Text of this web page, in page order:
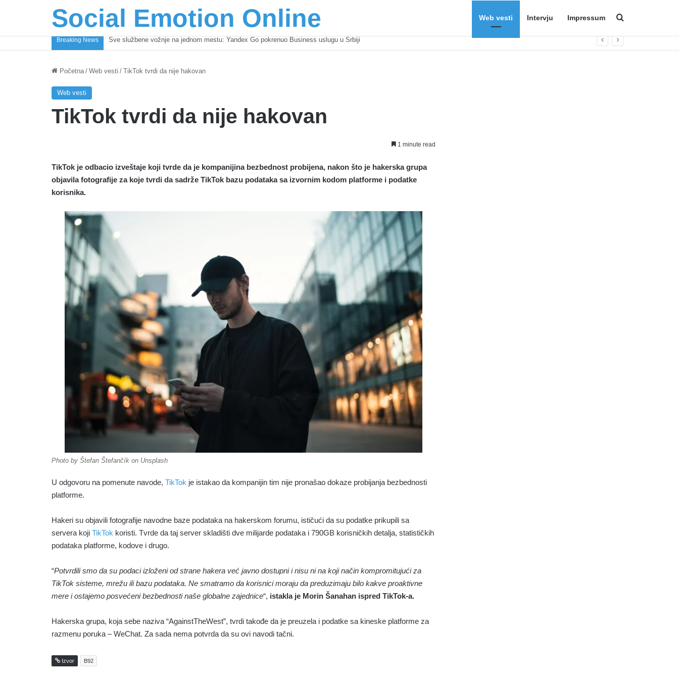
Social Emotion Online Web vesti Intervju Impressum
Breaking News Coca-Cola podrška mladima i Excel Grašić osnažuju mlade u regionu
Početna / Web vesti / TikTok tvrdi da nije hakovan
Web vesti
TikTok tvrdi da nije hakovan
1 minute read
TikTok je odbacio izveštaje koji tvrde da je kompanijina bezbednost probijena, nakon što je hakerska grupa
objavila fotografije za koje tvrdi da sadrže TikTok bazu podataka sa izvornim kodom platforme i podatke
korisnika.
Photo by Štefan Štefančík on Unsplash
U odgovoru na pomenute navode, TikTok je istakao da kompanijin tim nije pronašao dokaze probijanja bezbednosti
platforme.
Hakeri su objavili fotografije navodne baze podataka na hakerskom forumu, ističući da su podatke prikupili sa
servera koji TikTok koristi. Tvrde da taj server skladišti dve milijarde podataka i 790GB korisničkih detalja, statističkih
podataka platforme, kodove i drugo.
“Potvrdili smo da su podaci izloženi od strane hakera već javno dostupni i nisu ni na koji način kompromitujući za
TikTok sisteme, mrežu ili bazu podataka. Ne smatramo da korisnici moraju da preduzimaju bilo kakve proaktivne
mere i ostajemo posvećeni bezbednosti naše globalne zajednice“, istakla je Morin Šanahan ispred TikTok-a.
Hakerska grupa, koja sebe naziva “AgainstTheWest”, tvrdi takođe da je preuzela i podatke sa kineske platforme za
razmenu poruka – WeChat. Za sada nema potvrda da su ovi navodi tačni.
Izvor B92